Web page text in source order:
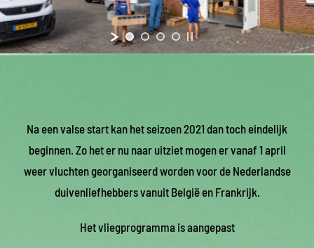
Na een valse start kan het seizoen 2021 dan toch eindelijk
beginnen. Zo het er nu naar uitziet mogen er vanaf 1 april
weer vluchten georganiseerd worden voor de Nederlandse
duivenliefhebbers vanuit België en Frankrijk.
Het vliegprogramma is aangepast